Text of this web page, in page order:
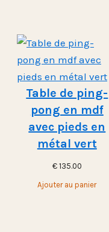
Table de ping-
pong en mdf
avec pieds en
métal vert
€135.00
Ajouter au panier